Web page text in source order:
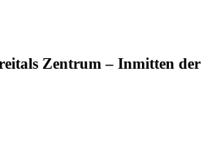
Zentrum – Inmitten der